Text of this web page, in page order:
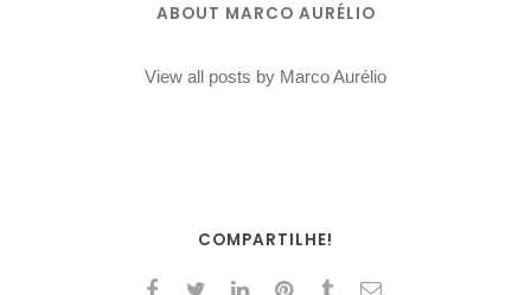
ABOUT MARCO AURÉLIO
View all posts by Marco Aurélio
COMPARTILHE!